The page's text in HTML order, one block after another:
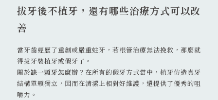
拔牙後不植牙，還有哪些治療方式可以改
善
當牙齒經歷了重創或嚴重蛀牙，若根管治療無法挽救，那麼就
得拔牙裝植牙或假牙了。
關於缺一顆牙怎麼辦 ？在所有的假牙方式當中，植牙仿造真牙
結構單顆獨立，因而在清潔上相對好維護，還提供了優秀的咀
嚼力。